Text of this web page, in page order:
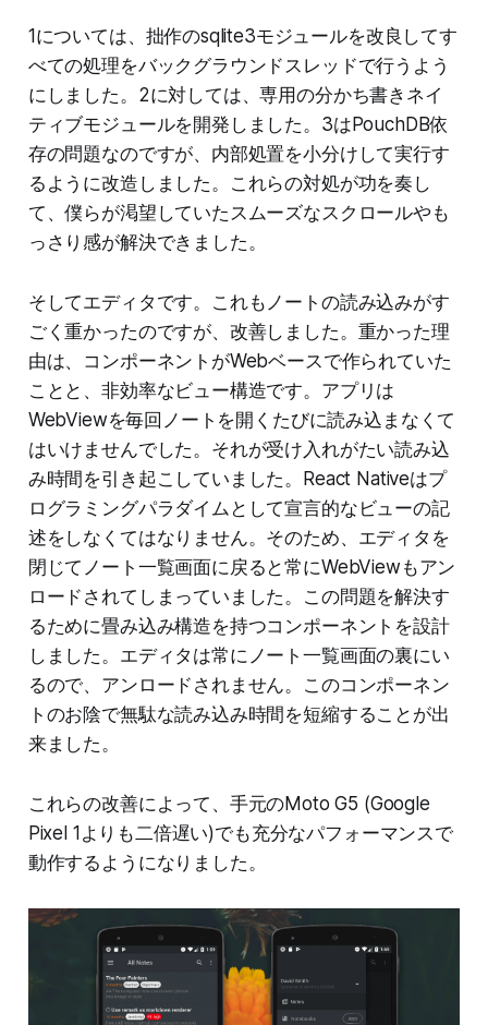
1については、拙作のsqlite3モジュールを改良してす
べての処理をバックグラウンドスレッドで行うよう
にしました。2に対しては、専用の分かち書きネイ
ティブモジュールを開発しました。3はPouchDB依
存の問題なのですが、内部処置を小分けして実行す
るように改造しました。これらの対処が功を奏し
て、僕らが渇望していたスムーズなスクロールやも
っさり感が解決できました。
そしてエディタです。これもノートの読み込みがす
ごく重かったのですが、改善しました。重かった理
由は、コンポーネントがWebベースで作られていた
ことと、非効率なビュー構造です。アプリは
WebViewを毎回ノートを開くたびに読み込まなくて
はいけませんでした。それが受け入れがたい読み込
み時間を引き起こしていました。React Nativeはプ
ログラミングパラダイムとして宣言的なビューの記
述をしなくてはなりません。そのため、エディタを
閉じてノート一覧画面に戻ると常にWebViewもアン
ロードされてしまっていました。この問題を解決す
るために畳み込み構造を持つコンポーネントを設計
しました。エディタは常にノート一覧画面の裏にい
るので、アンロードされません。このコンポーネン
トのお陰で無駄な読み込み時間を短縮することが出
来ました。
これらの改善によって、手元のMoto G5 (Google
Pixel 1よりも二倍遅い)でも充分なパフォーマンスで
動作するようになりました。